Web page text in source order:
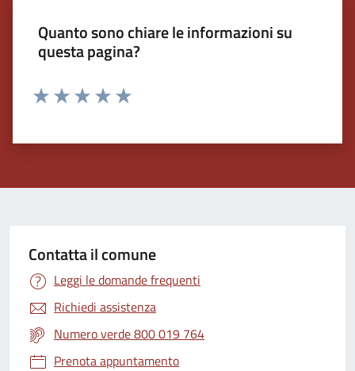
Quanto sono chiare le informazioni su
questa pagina?
Contatta il comune
Leggi le domande frequenti
Richiedi assistenza
Numero verde 800 019 764
Prenota appuntamento